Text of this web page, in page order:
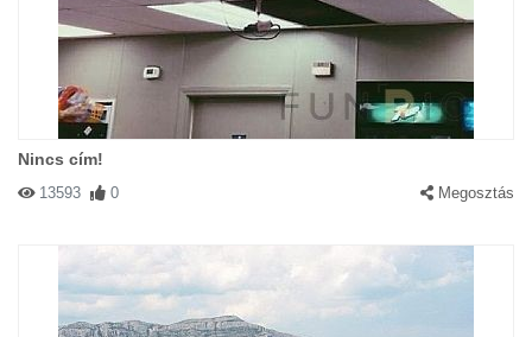
Nincs cím!
13593 0 Megosztás